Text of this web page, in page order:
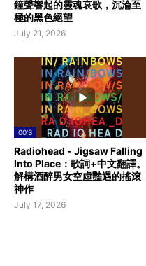
鐘聲響起的靈魂哀歌，沉淪至
極的黑色絕望
July 21, 2026
00'S
Radiohead - Jigsaw Falling
Into Place：歌詞+中文翻譯。
解構酒醉男女空虛豔遇的搖滾
神作
July 17, 2026